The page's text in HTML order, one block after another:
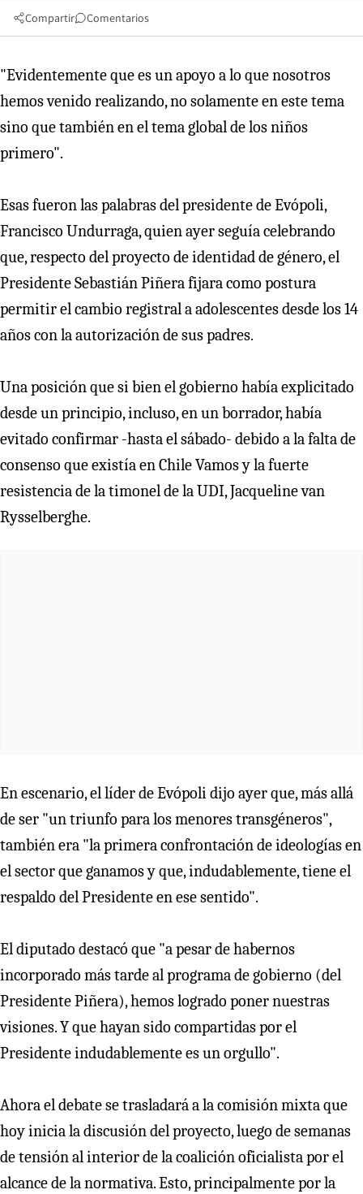
Compartir Comentarios
"Evidentemente que es un apoyo a lo que nosotros
hemos venido realizando, no solamente en este tema
sino que también en el tema global de los niños
primero".
Esas fueron las palabras del presidente de Evópoli,
Francisco Undurraga, quien ayer seguía celebrando
que, respecto del proyecto de identidad de género, el
Presidente Sebastián Piñera fijara como postura
permitir el cambio registral a adolescentes desde los 14
años con la autorización de sus padres.
Una posición que si bien el gobierno había explicitado
desde un principio, incluso, en un borrador, había
evitado confirmar -hasta el sábado- debido a la falta de
consenso que existía en Chile Vamos y la fuerte
resistencia de la timonel de la UDI, Jacqueline van
Rysselberghe.
En escenario, el líder de Evópoli dijo ayer que, más allá
de ser "un triunfo para los menores transgéneros",
también era "la primera confrontación de ideologías en
el sector que ganamos y que, indudablemente, tiene el
respaldo del Presidente en ese sentido".
El diputado destacó que "a pesar de habernos
incorporado más tarde al programa de gobierno (del
Presidente Piñera), hemos logrado poner nuestras
visiones. Y que hayan sido compartidas por el
Presidente indudablemente es un orgullo".
Ahora el debate se trasladará a la comisión mixta que
hoy inicia la discusión del proyecto, luego de semanas
de tensión al interior de la coalición oficialista por el
alcance de la normativa. Esto, principalmente por la